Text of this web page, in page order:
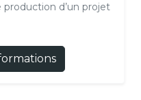
production d’un projet